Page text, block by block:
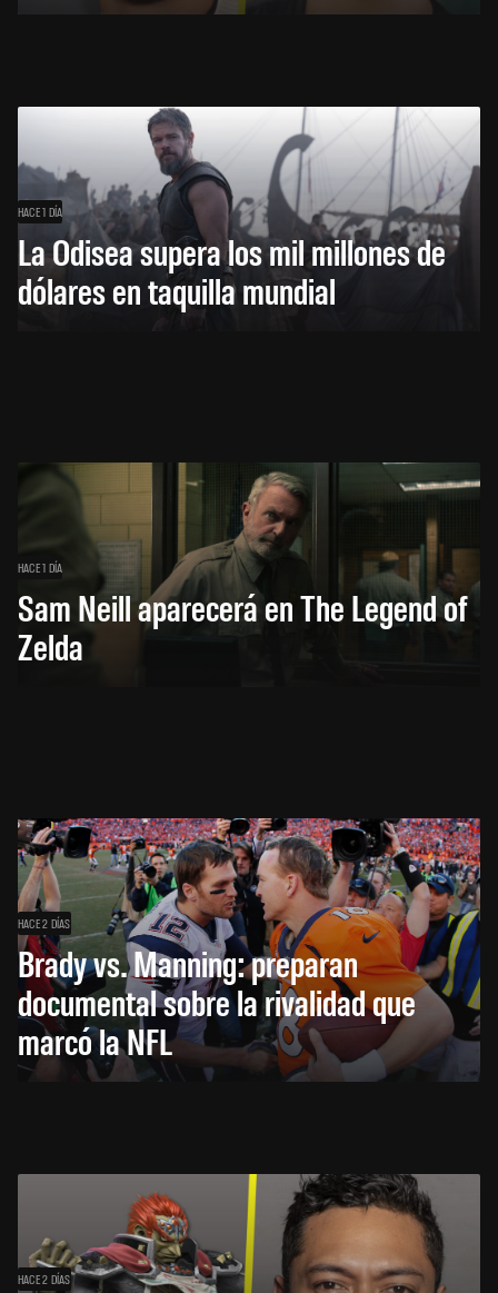
HACE 1 DÍA
La Odisea supera los mil millones de
dólares en taquilla mundial
HACE 1 DÍA
Sam Neill aparecerá en The Legend of
Zelda
HACE 2 DÍAS
Brady vs. Manning: preparan
documental sobre la rivalidad que
marcó la NFL
HACE 2 DÍAS